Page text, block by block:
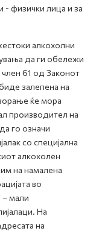
- физички лица и за
алкохолни
да ги обележи
61 од Законот
залепена на
ќе мора
производител на
го означи
со специјална
алкохолен
на намалена
во
– мали
На
на